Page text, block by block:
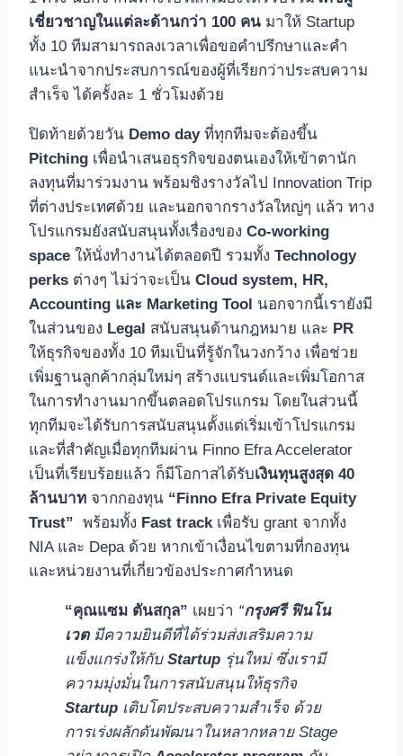
เชี่ยวชาญในแต่ละด้านกว่า 100 คน มาให้ Startup
ทั้ง 10 ทีมสามารถลงเวลาเพื่อขอคำปรึกษาและคำ
แนะนำจากประสบการณ์ของผู้ที่เรียกว่าประสบความ
สำเร็จ ได้ครั้งละ 1 ชั่วโมงด้วย
ปิดท้ายด้วยวัน Demo dayที่ทุกทีมจะต้องขึ้น
Pitching เพื่อนำเสนอธุรกิจของตนเองให้เข้าตานัก
ลงทุนที่มาร่วมงาน พร้อมชิงรางวัลไป Innovation Trip
ที่ต่างประเทศด้วย และนอกจากรางวัลใหญ่ๆ แล้ว ทาง
โปรแกรมยังสนับสนุนทั้งเรื่องของ Co-working
space ให้นั่งทำงานได้ตลอดปี รวมทั้ง Technology
perks ต่างๆ ไม่ว่าจะเป็น Cloud system, HR,
Accounting และ Marketing Tool นอกจากนี้เรายังมี
ในส่วนของ Legal สนับสนุนด้านกฎหมาย และ PR
ให้ธุรกิจของทั้ง 10 ทีมเป็นที่รู้จักในวงกว้าง เพื่อช่วย
เพิ่มฐานลูกค้ากลุ่มใหม่ๆ สร้างแบรนด์และเพิ่มโอกาส
ในการทำงานมากขึ้นตลอดโปรแกรม โดยในส่วนนี้
ทุกทีมจะได้รับการสนับสนุนตั้งแต่เริ่มเข้าโปรแกรม
และที่สำคัญเมื่อทุกทีมผ่าน Finno Efra Accelerator
เป็นที่เรียบร้อยแล้ว ก็มีโอกาสได้รับเงินทุนสูงสุด 40
ล้านบาท จากกองทุน “Finno Efra Private Equity
Trust” พร้อมทั้ง Fast trackเพื่อรับ grant จากทั้ง
NIA และ Depa ด้วย หากเข้าเงื่อนไขตามที่กองทุน
และหน่วยงานที่เกี่ยวข้องประกาศกำหนด
“คุณแซม ตันสกุล” เผยว่า “กรุงศรี ฟินโน
เวตมีความยินดีที่ได้ร่วมส่งเสริมความ
แข็งแกร่งให้กับ Startup รุ่นใหม่ ซึ่งเรามี
ความมุ่งมั่นในการสนับสนุนให้ธุรกิจ
Startup เติบโตประสบความสำเร็จ ด้วย
การเร่งผลักดันพัฒนาในหลากหลาย Stage